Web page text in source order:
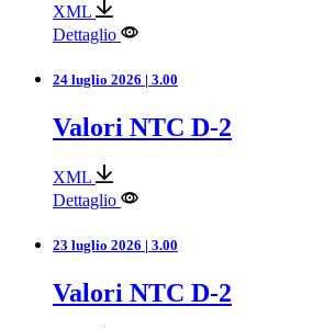
XML
Dettaglio
24 luglio 2026 | 3.00
Valori NTC D-2
XML
Dettaglio
23 luglio 2026 | 3.00
Valori NTC D-2